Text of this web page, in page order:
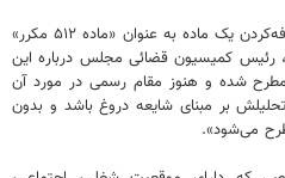
کمیسیون قضائی مجلس به دنبال اضافه‌کردن یک ماده به عنوان «ماده ۵۱۲ مکرر»
رئیس کمیسیون قضائی مجلس درباره این
مطرح شده و هنوز مقام رسمی در مورد آن
تحلیلش بر مبنای شایعه دروغ باشد و بدون
می‌شود».